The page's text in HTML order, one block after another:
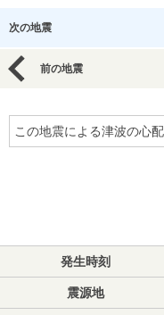
次の地震
前の地震
この地震による津波の心
発生時刻
震源地